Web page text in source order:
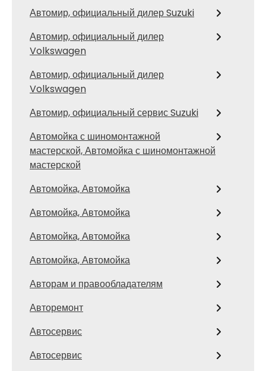
Автомир, официальный дилер Suzuki
Автомир, официальный дилер
Volkswagen
Автомир, официальный дилер
Volkswagen
Автомир, официальный сервис Suzuki
Автомойка с шиномонтажной
мастерской, Автомойка с шиномонтажной
мастерской
Автомойка, Автомойка
Автомойка, Автомойка
Автомойка, Автомойка
Автомойка, Автомойка
Авторам и правообладателям
Авторемонт
Автосервис
Автосервис